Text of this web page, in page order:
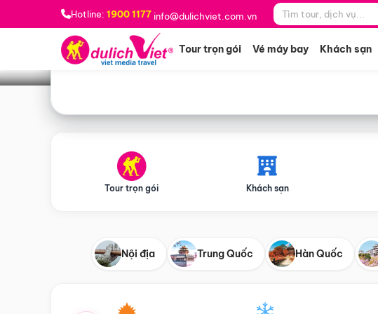
Hotline: 1900 1177 info@dulichviet.com.vn
Tour trọn gói Vé máy bay Khách sạn
Bạn muốn đi đâu? *
Tour trọn gói Khách sạn
Nội địa Trung Quốc Hàn Quốc